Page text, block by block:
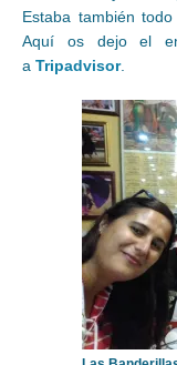
Estaba también
Aquí os dejo el
a Tripadvisor.